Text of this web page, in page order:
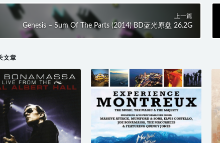
上一篇
Genesis – Sum Of The Parts (2014) BD蓝光原盘 26.2G
文章